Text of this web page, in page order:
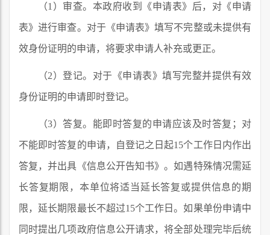
（1）审查。本政府收到《申请表》后，对《申请
表》进行审查。对于《申请表》填写不完整或未提供有
效身份证明的申请，将要求申请人补充或更正。
（2）登记。对于《申请表》填写完整并提供有效
身份证明的申请即时登记。
（3）答复。能即时答复的申请应该及时答复；对
不能即时答复的申请，自登记之日起15个工作日内作出
答复，并出具《信息公开告知书》。如遇特殊情况需延
长答复期限，本单位将适当延长答复或提供信息的期
限，延长期限最长不超过15个工作日。如果单份申请中
同时提出几项政府信息公开请求，将全部处理完毕后统